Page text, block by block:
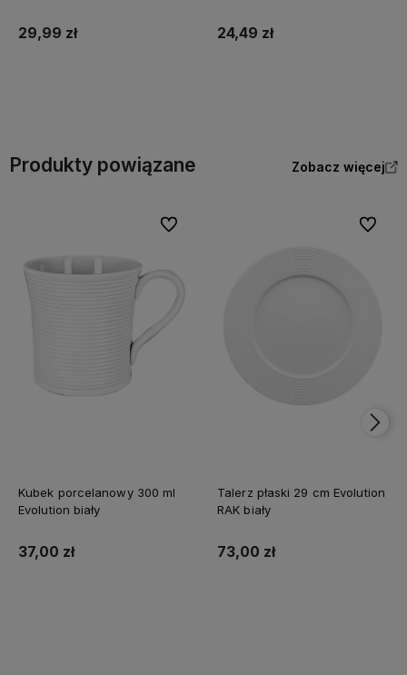
24,49 zł 40,49 zł
Produkty powiązane Zobacz więcej
Kubek porcelanowy 300 ml
Evolution biały
37,00 zł
Do ulubionych
Talerz płaski 29 cm Evolution
RAK biały
73,00 zł
Do